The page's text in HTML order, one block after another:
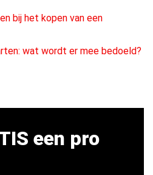
bij het kopen van een
wat wordt er mee bedoeld?
een pro